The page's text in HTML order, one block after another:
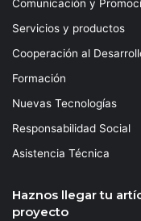
Comunicación y
Servicios y productos
Cooperación al
Formación
Nuevas Tecnologías
Responsabilidad Social
Asistencia Técnica
Haznos llegar tu
proyecto